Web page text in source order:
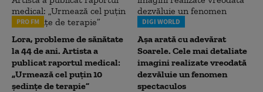
PRO FM
Lora, probleme de sănătate
la 44 de ani. Artista a
publicat raportul medical:
„Urmează cel puțin 10
ședințe de terapie”
DIGI WORLD
Așa arată cu adevărat
Soarele. Cele mai detaliate
imagini realizate vreodată
dezvăluie un fenomen
spectaculos